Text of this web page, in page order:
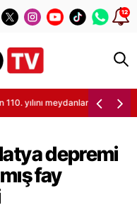
12
yılını meydanlarda coşkuyla
depremi
fay